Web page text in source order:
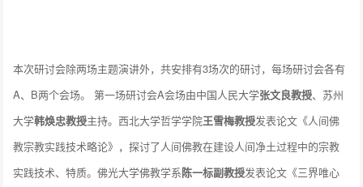
本次研讨会除两场主题演讲外，共安排有3场次的研讨，每场研讨会各有
A、B两个会场。 第一场研讨会A会场由中国人民大学张文良教授、苏州
大学韩焕忠教授主持。西北大学哲学学院王雪梅教授发表论文《人间佛
教宗教实践技术略论》，探讨了人间佛教在建设人间净土过程中的宗教
实践技术、特质。佛光大学佛教学系陈一标副教授发表论文《三界唯心